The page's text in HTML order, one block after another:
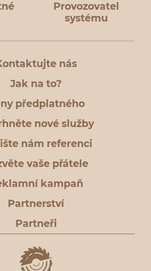
Provozovatel
systému
nás
Jak na to?
předplatného
nové služby
nám referenci
vaše přátele
kampaň
Partnerství
Partneři